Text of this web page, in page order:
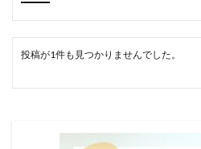
投稿が1件も見つかりませんでした。